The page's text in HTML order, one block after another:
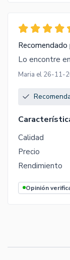
Lo encontre
Maria el 26-11-
Calidad
Precio
Rendimiento
Opinión